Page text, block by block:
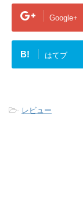
Google+
B! はてブ
- レビュー